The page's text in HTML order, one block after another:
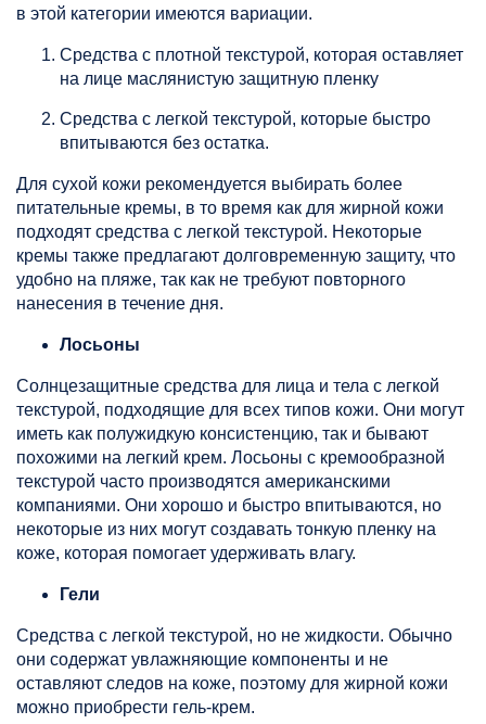
в этой категории имеются вариации.
Средства с плотной текстурой, которая оставляет
на лице маслянистую защитную пленку
Средства с легкой текстурой, которые быстро
впитываются без остатка.
Для сухой кожи рекомендуется выбирать более
питательные кремы, в то время как для жирной кожи
подходят средства с легкой текстурой. Некоторые
кремы также предлагают долговременную защиту, что
удобно на пляже, так как не требуют повторного
нанесения в течение дня.
Лосьоны
​Солнцезащитные средства для лица и тела с легкой
текстурой, подходящие для всех типов кожи. Они могут
иметь как полужидкую консистенцию, так и бывают
похожими на легкий крем. Лосьоны с кремообразной
текстурой часто производятся американскими
компаниями. Они хорошо и быстро впитываются, но
некоторые из них могут создавать тонкую пленку на
коже, которая помогает удерживать влагу.
Гели
Средства с легкой текстурой, но не жидкости. Обычно
они содержат увлажняющие компоненты и не
оставляют следов на коже, поэтому для жирной кожи
можно приобрести гель-крем.